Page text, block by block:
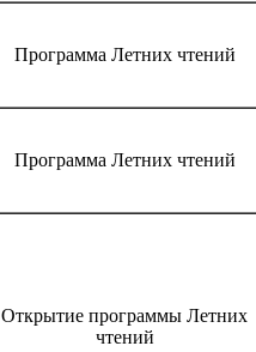
Программа Летних чтений
Программа Летних чтений
Открытие программы Летних
чтений